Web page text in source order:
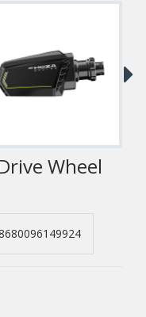
Wheel